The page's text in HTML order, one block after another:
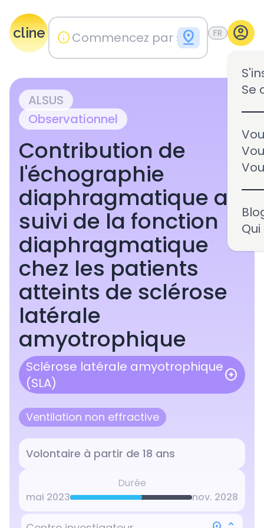
cline info pin_drop FR account_circle
Se
Vous êtes le promoteur
l'essai clinique
Pour prendre le contrôle des
publiées sur Cline sur cet essai
de préciser vos coordonnées ci-
Observationnel
ALSUS
Contribution de
l'échographie
diaphragmatique au
suivi de la fonction
diaphragmatique
chez les patients
atteints de sclérose
latérale
amyotrophique
Sclérose latérale amyotrophique
(SLA)
arrow_circle_right
Ventilation non effractive
Volontaire à partir de 18 ans
Durée
mai 2023
nov. 2028